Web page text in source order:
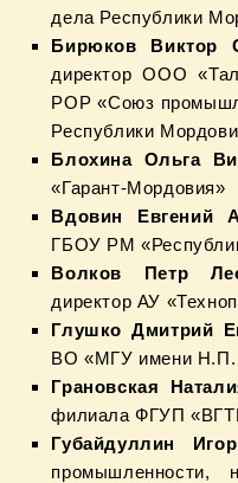
дела Республики
Бирюков Виктор
директор ООО
РОР «Союз
Республики
Блохина Ольга
«Гарант-Мордовия»
Вдовин Евгений
ГБОУ РМ
Волков Петр
директор АУ
Глушко Дмитрий
ВО «МГУ имени Н.П.
Грановская
филиала ФГУП
Губайдуллин
промышленности,